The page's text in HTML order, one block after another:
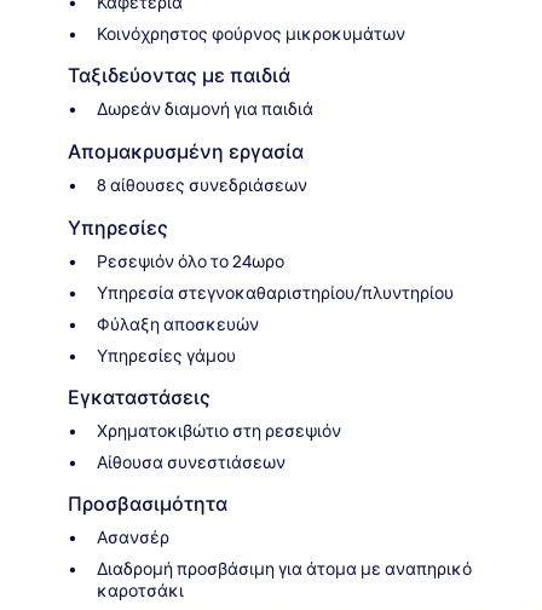
Κοινόχρηστος φούρνος μικροκυμάτων
Ταξιδεύοντας με παιδιά
Δωρεάν διαμονή για παιδιά
Απομακρυσμένη εργασία
8 αίθουσες συνεδριάσεων
Υπηρεσίες
Ρεσεψιόν όλο το 24ωρο
Υπηρεσία στεγνοκαθαριστηρίου/πλυντηρίου
Φύλαξη αποσκευών
Υπηρεσίες γάμου
Εγκαταστάσεις
Χρηματοκιβώτιο στη ρεσεψιόν
Αίθουσα συνεστιάσεων
Προσβασιμότητα
Ασανσέρ
Διαδρομή προσβάσιμη για άτομα με αναπηρικό
καροτσάκι